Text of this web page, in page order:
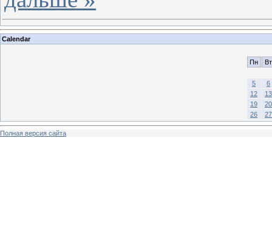
Calendar
Пн Вт
5
6
12
13
19
20
26
27
Полная версия сайта